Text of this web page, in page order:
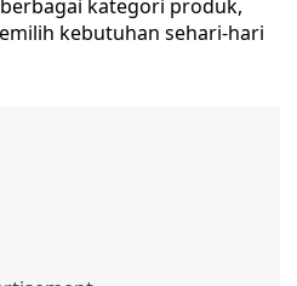
kategori produk,
kebutuhan sehari-hari